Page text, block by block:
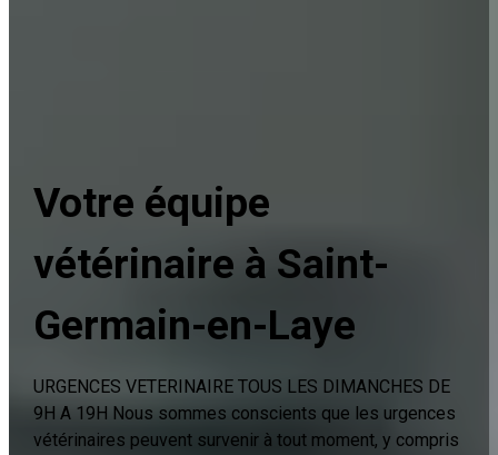
Votre équipe
vétérinaire à Saint-
Germain-en-Laye
URGENCES VETERINAIRE TOUS LES DIMANCHES DE
9H A 19H Nous sommes conscients que les urgences
vétérinaires peuvent survenir à tout moment, y compris